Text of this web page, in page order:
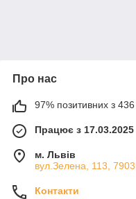
Про нас
97% позитивних з 436
Працює з 17.03.2025
м. Львів
вул.Зелена, 113,
Контакти